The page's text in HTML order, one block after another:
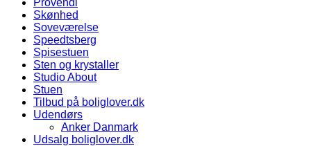
Provendi
Skønhed
Soveværelse
Speedtsberg
Spisestuen
Sten og krystaller
Studio About
Stuen
Tilbud på boliglover.dk
Udendørs
Anker Danmark
Udsalg boliglover.dk